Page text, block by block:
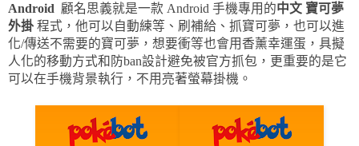
Android 顧名思義就是一款 Android 手機專用的中文 寶可夢
外掛 程式，他可以自動練等、刷補給、抓寶可夢，也可以進
化/傳送不需要的寶可夢，想要衝等也會用香薰幸運蛋，具擬
人化的移動方式和防ban設計避免被官方抓包，更重要的是它
可以在手機背景執行，不用亮著螢幕掛機。